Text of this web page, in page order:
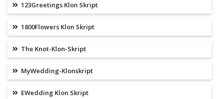
123Greetings Klon Skript
1800Flowers Klon Skript
The Knot-Klon-Skript
MyWedding-Klonskript
EWedding Klon Skript